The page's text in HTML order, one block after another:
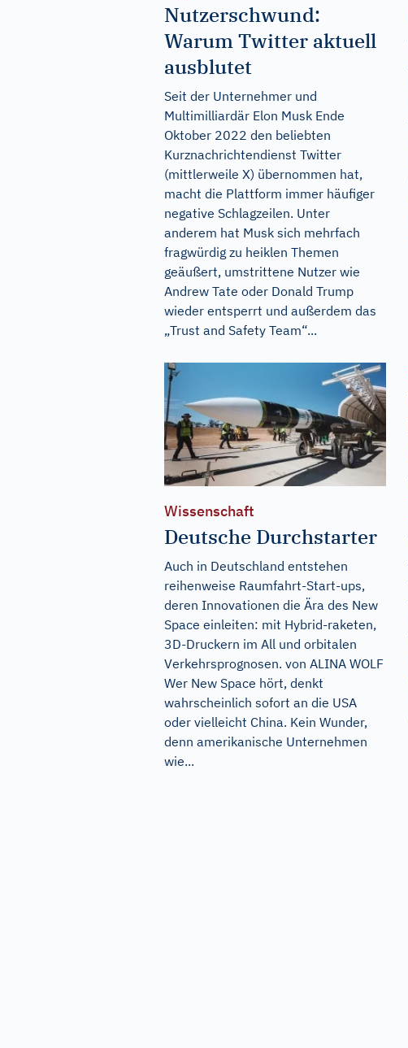
Nutzerschwund:
Warum Twitter aktuell
ausblutet
Seit der Unternehmer und
Multimilliardär Elon Musk Ende
Oktober 2022 den beliebten
Kurznachrichtendienst Twitter
(mittlerweile X) übernommen hat,
macht die Plattform immer häufiger
negative Schlagzeilen. Unter
anderem hat Musk sich mehrfach
fragwürdig zu heiklen Themen
geäußert, umstrittene Nutzer wie
Andrew Tate oder Donald Trump
wieder entsperrt und außerdem das
„Trust and Safety Team“...
Wissenschaft
Deutsche Durchstarter
Auch in Deutschland entstehen
reihenweise Raumfahrt-Start-ups,
deren Innovationen die Ära des New
Space einleiten: mit Hybrid-raketen,
3D-Druckern im All und orbitalen
Verkehrsprognosen. von ALINA WOLF
Wer New Space hört, denkt
wahrscheinlich sofort an die USA
oder vielleicht China. Kein Wunder,
denn amerikanische Unternehmen
wie...